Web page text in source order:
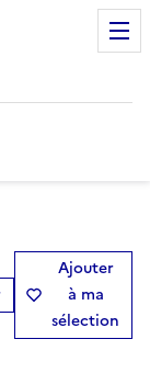
Ajouter
à ma
sélection